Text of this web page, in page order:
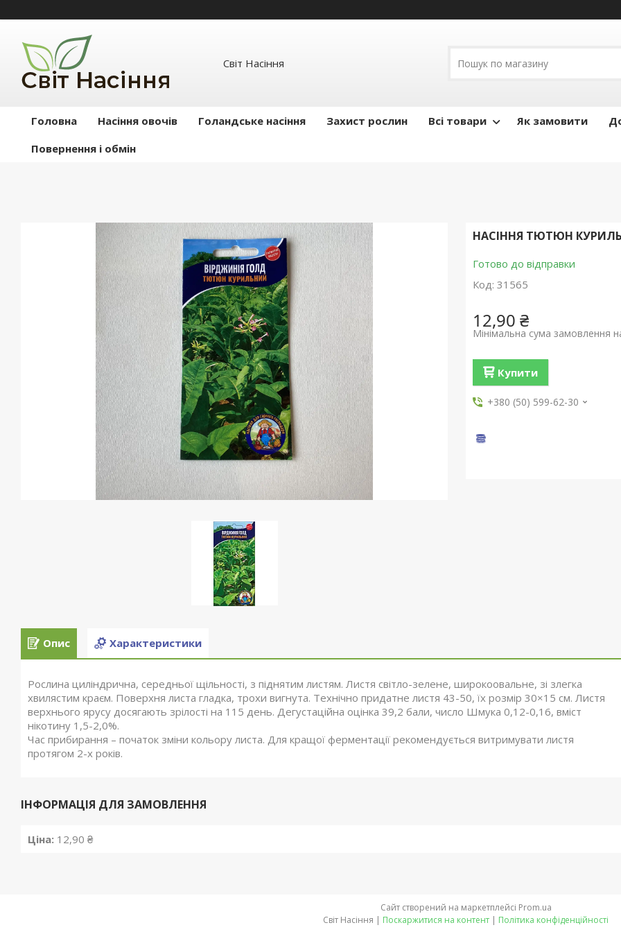
Світ Насіння
Головна Насіння овочів Голандське насіння Захист рослин Всі товари Як замовити
Повернення і обмін
НАСІННЯ ТЮТЮН
Готово до відправки
Код: 31565
12,90 ₴
Мінімальна сума замовлення
Купити
+380 (50) 599-62-30
Опис Характеристики
Рослина циліндрична, середньої щільності, з піднятим листям. Листя світло-зелене, широкоовальне, зі злегка
хвилястим краєм. Поверхня листа гладка, трохи вигнута. Технічно придатне листя 43-50, їх розмір 30×15 см. Листя
верхнього ярусу досягають зрілості на 115 день. Дегустаційна оцінка 39,2 бали, число Шмука 0,12-0,16, вміст
нікотину 1,5-2,0%.
Час прибирання – початок зміни кольору листа. Для кращої ферментації рекомендується витримувати листя
протягом 2-х років.
ІНФОРМАЦІЯ ДЛЯ ЗАМОВЛЕННЯ
Ціна: 12,90 ₴
Сайт створений на маркетплейсі Prom.ua
Світ Насіння | Поскаржитися на контент | Політика конфіденційності